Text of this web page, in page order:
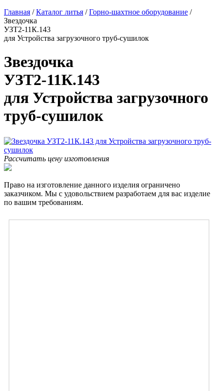
Главная /Каталог литья /Горно-шахтное оборудование /
Звездочка
УЗТ2-11К.143
для Устройства загрузочного труб-сушилок
Звездочка
УЗТ2-11К.143
для Устройства загрузочного
труб-сушилок
Рассчитать цену изготовления
Право на изготовление данного изделия ограничено
заказчиком. Мы с удовольствием разработаем для вас изделие
по вашим требованиям.